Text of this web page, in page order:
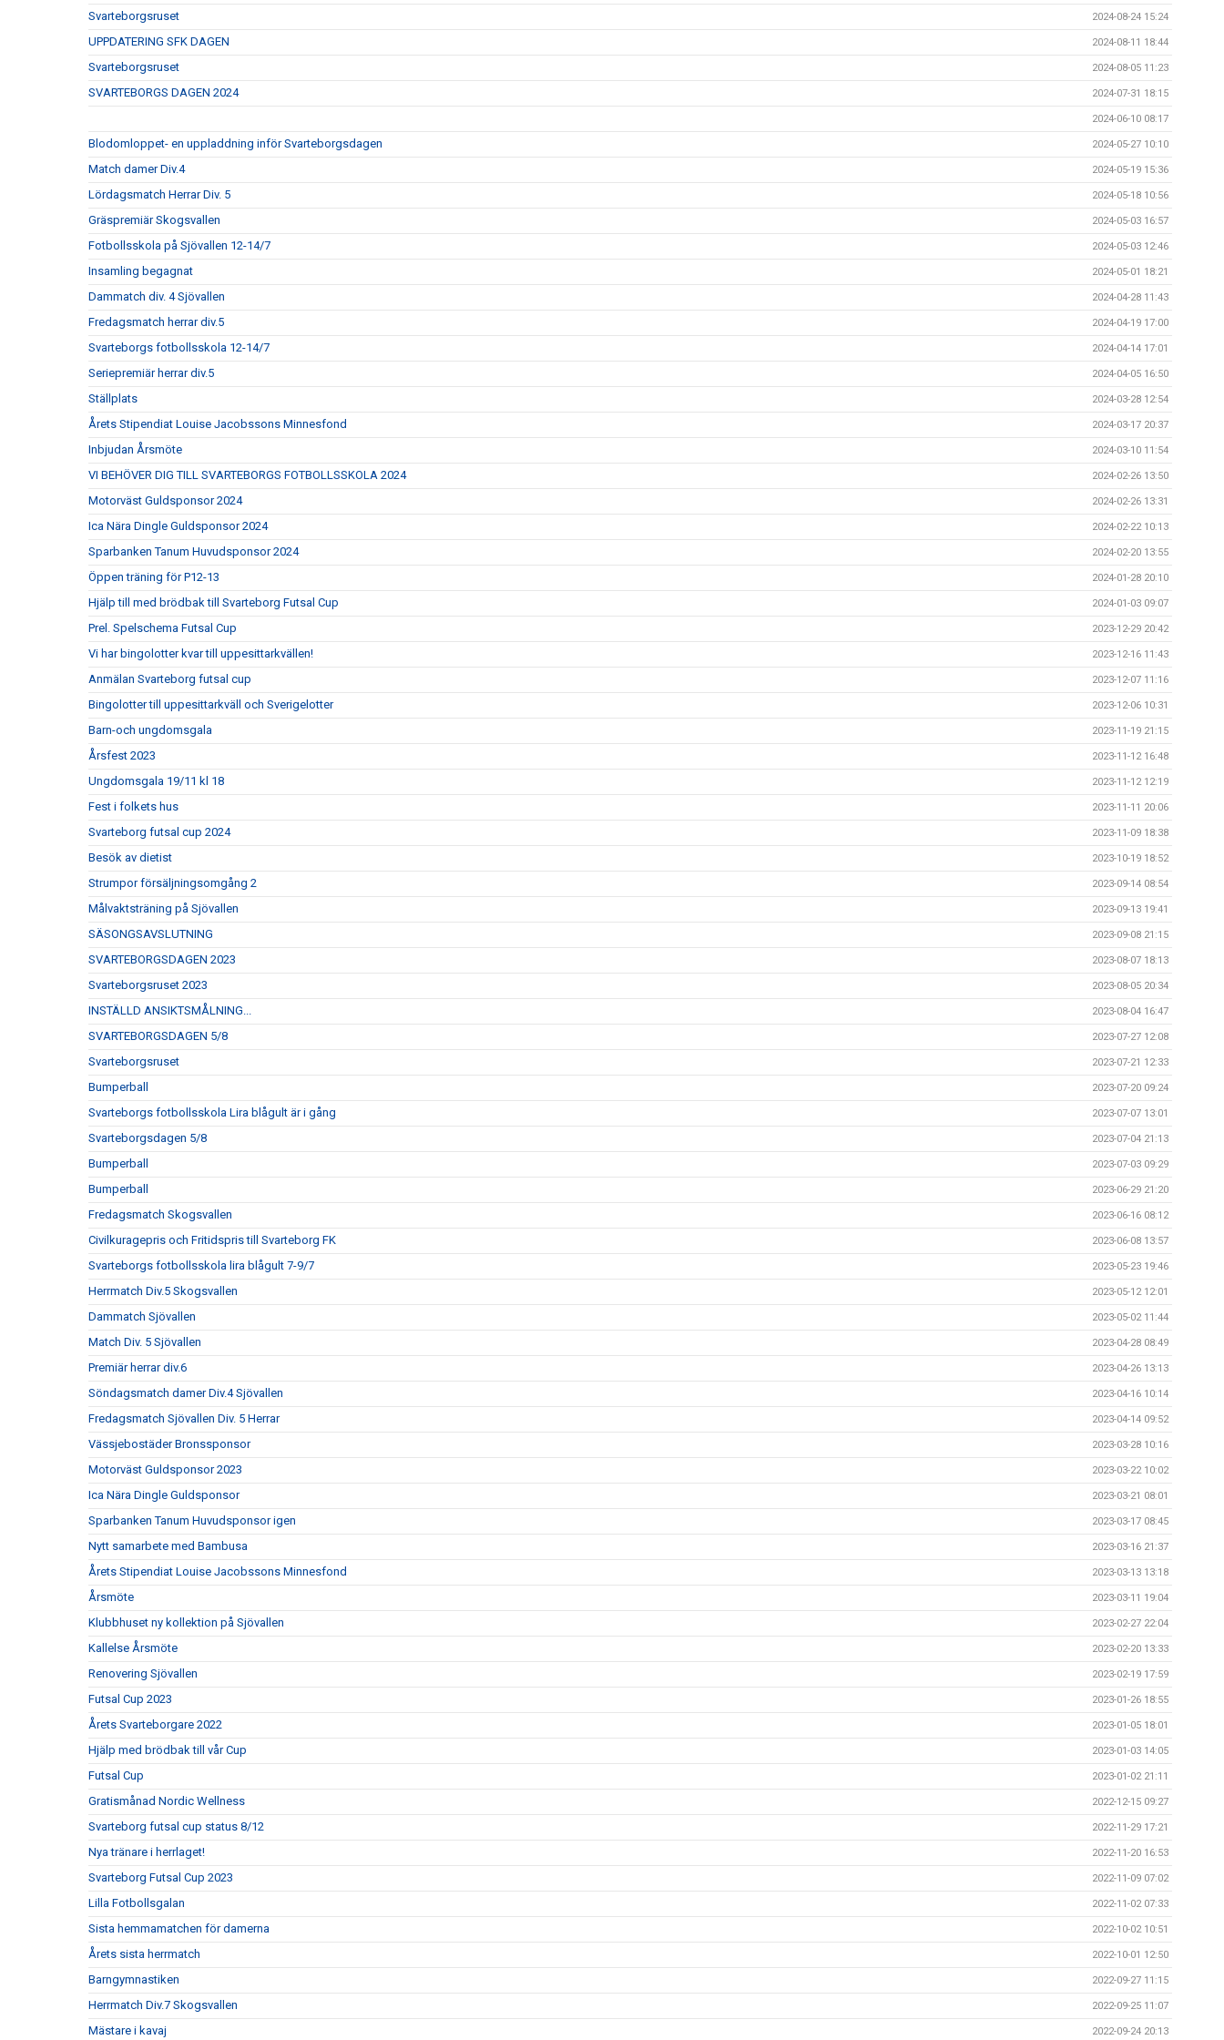
Svarteborgsruset 2024-08-24 15:24
UPPDATERING SFK DAGEN 2024-08-11 18:44
Svarteborgsruset 2024-08-05 11:23
SVARTEBORGS DAGEN 2024 2024-07-31 18:15
2024-06-10 08:17
Blodomloppet- en uppladdning inför Svarteborgsdagen 2024-05-27 10:10
Match damer Div.4 2024-05-19 15:36
Lördagsmatch Herrar Div. 5 2024-05-18 10:56
Gräspremiär Skogsvallen 2024-05-03 16:57
Fotbollsskola på Sjövallen 12-14/7 2024-05-03 12:46
Insamling begagnat 2024-05-01 18:21
Dammatch div. 4 Sjövallen 2024-04-28 11:43
Fredagsmatch herrar div.5 2024-04-19 17:00
Svarteborgs fotbollsskola 12-14/7 2024-04-14 17:01
Seriepremiär herrar div.5 2024-04-05 16:50
Ställplats 2024-03-28 12:54
Årets Stipendiat Louise Jacobssons Minnesfond 2024-03-17 20:37
Inbjudan Årsmöte 2024-03-10 11:54
VI BEHÖVER DIG TILL SVARTEBORGS FOTBOLLSSKOLA 2024 2024-02-26 13:50
Motorväst Guldsponsor 2024 2024-02-26 13:31
Ica Nära Dingle Guldsponsor 2024 2024-02-22 10:13
Sparbanken Tanum Huvudsponsor 2024 2024-02-20 13:55
Öppen träning för P12-13 2024-01-28 20:10
Hjälp till med brödbak till Svarteborg Futsal Cup 2024-01-03 09:07
Prel. Spelschema Futsal Cup 2023-12-29 20:42
Vi har bingolotter kvar till uppesittarkvällen! 2023-12-16 11:43
Anmälan Svarteborg futsal cup 2023-12-07 11:16
Bingolotter till uppesittarkväll och Sverigelotter 2023-12-06 10:31
Barn-och ungdomsgala 2023-11-19 21:15
Årsfest 2023 2023-11-12 16:48
Ungdomsgala 19/11 kl 18 2023-11-12 12:19
Fest i folkets hus 2023-11-11 20:06
Svarteborg futsal cup 2024 2023-11-09 18:38
Besök av dietist 2023-10-19 18:52
Strumpor försäljningsomgång 2 2023-09-14 08:54
Målvaktsträning på Sjövallen 2023-09-13 19:41
SÄSONGSAVSLUTNING 2023-09-08 21:15
SVARTEBORGSDAGEN 2023 2023-08-07 18:13
Svarteborgsruset 2023 2023-08-05 20:34
INSTÄLLD ANSIKTSMÅLNING... 2023-08-04 16:47
SVARTEBORGSDAGEN 5/8 2023-07-27 12:08
Svarteborgsruset 2023-07-21 12:33
Bumperball 2023-07-20 09:24
Svarteborgs fotbollsskola Lira blågult är i gång 2023-07-07 13:01
Svarteborgsdagen 5/8 2023-07-04 21:13
Bumperball 2023-07-03 09:29
Bumperball 2023-06-29 21:20
Fredagsmatch Skogsvallen 2023-06-16 08:12
Civilkuragepris och Fritidspris till Svarteborg FK 2023-06-08 13:57
Svarteborgs fotbollsskola lira blågult 7-9/7 2023-05-23 19:46
Herrmatch Div.5 Skogsvallen 2023-05-12 12:01
Dammatch Sjövallen 2023-05-02 11:44
Match Div. 5 Sjövallen 2023-04-28 08:49
Premiär herrar div.6 2023-04-26 13:13
Söndagsmatch damer Div.4 Sjövallen 2023-04-16 10:14
Fredagsmatch Sjövallen Div. 5 Herrar 2023-04-14 09:52
Vässjebostäder Bronssponsor 2023-03-28 10:16
Motorväst Guldsponsor 2023 2023-03-22 10:02
Ica Nära Dingle Guldsponsor 2023-03-21 08:01
Sparbanken Tanum Huvudsponsor igen 2023-03-17 08:45
Nytt samarbete med Bambusa 2023-03-16 21:37
Årets Stipendiat Louise Jacobssons Minnesfond 2023-03-13 13:18
Årsmöte 2023-03-11 19:04
Klubbhuset ny kollektion på Sjövallen 2023-02-27 22:04
Kallelse Årsmöte 2023-02-20 13:33
Renovering Sjövallen 2023-02-19 17:59
Futsal Cup 2023 2023-01-26 18:55
Årets Svarteborgare 2022 2023-01-05 18:01
Hjälp med brödbak till vår Cup 2023-01-03 14:05
Futsal Cup 2023-01-02 21:11
Gratismånad Nordic Wellness 2022-12-15 09:27
Svarteborg futsal cup status 8/12 2022-11-29 17:21
Nya tränare i herrlaget! 2022-11-20 16:53
Svarteborg Futsal Cup 2023 2022-11-09 07:02
Lilla Fotbollsgalan 2022-11-02 07:33
Sista hemmamatchen för damerna 2022-10-02 10:51
Årets sista herrmatch 2022-10-01 12:50
Barngymnastiken 2022-09-27 11:15
Herrmatch Div.7 Skogsvallen 2022-09-25 11:07
Mästare i kavaj 2022-09-24 20:13